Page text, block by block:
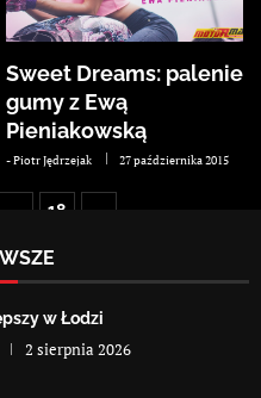
Sweet Dreams: palenie
gumy z Ewą
Pieniakowską
-Piotr Jędrzejak 27 października 2015
18
w Łodzi
2 sierpnia 2026